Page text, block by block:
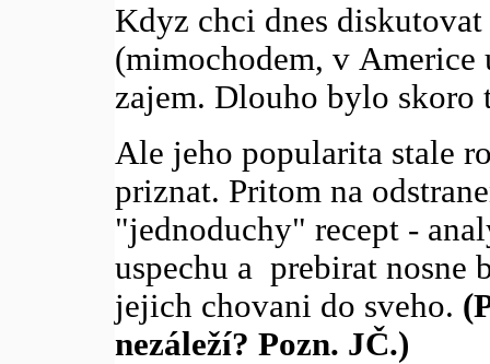
Kdyz chci dnes
(mimochodem, v Americe
zajem. Dlouho bylo skoro
Ale jeho popularita stale
priznat. Pritom na
"jednoduchy" recept -
uspechu a prebirat nosne
jejich chovani do sveho.
nezáleží? Pozn. JČ.)